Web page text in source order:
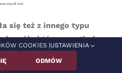
się też z innego typu
osób, które napotkały
nauką zdalną wśród
nad dzieckiem
COOKIES |USTAWIENIA
ODMÓW